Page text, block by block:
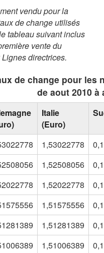
vendu pour la
de change utilisés
tableau suivant inclus
vente du
directrices.
de change pour
de aout 2010 à
Italie
(Euro)
1,53022778
1,52508056
1,52022778
1,51575556
1,51281389
1,51006389